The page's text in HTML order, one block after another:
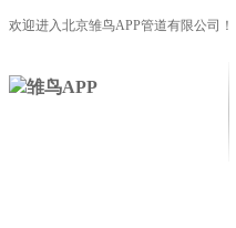
欢迎进入北京雏鸟APP管道有限公司！